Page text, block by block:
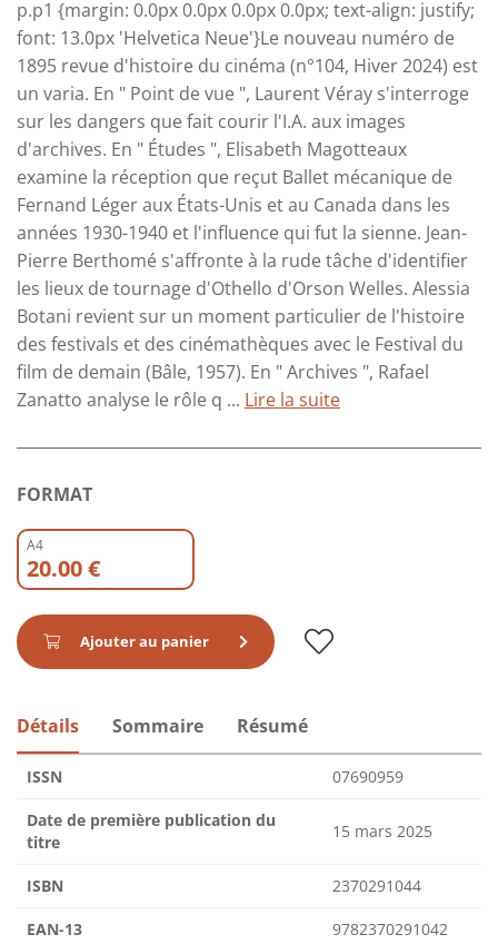
p.p1 {margin: 0.0px 0.0px 0.0px 0.0px; text-align: justify;
font: 13.0px 'Helvetica Neue'}Le nouveau numéro de
1895 revue d'histoire du cinéma (n°104, Hiver 2024) est
un varia. En " Point de vue ", Laurent Véray s'interroge
sur les dangers que fait courir l'I.A. aux images
d'archives. En " Études ", Elisabeth Magotteaux
examine la réception que reçut Ballet mécanique de
Fernand Léger aux États-Unis et au Canada dans les
années 1930-1940 et l'influence qui fut la sienne. Jean-
Pierre Berthomé s'affronte à la rude tâche d'identifier
les lieux de tournage d'Othello d'Orson Welles. Alessia
Botani revient sur un moment particulier de l'histoire
des festivals et des cinémathèques avec le Festival du
film de demain (Bâle, 1957). En " Archives ", Rafael
Zanatto analyse le rôle q ... Lire la suite
FORMAT
A4
20.00 €
Ajouter au panier
Détails Sommaire Résumé
ISSN 07690959
Date de première publication du
titre
15 mars 2025
ISBN 2370291044
EAN-13 9782370291042